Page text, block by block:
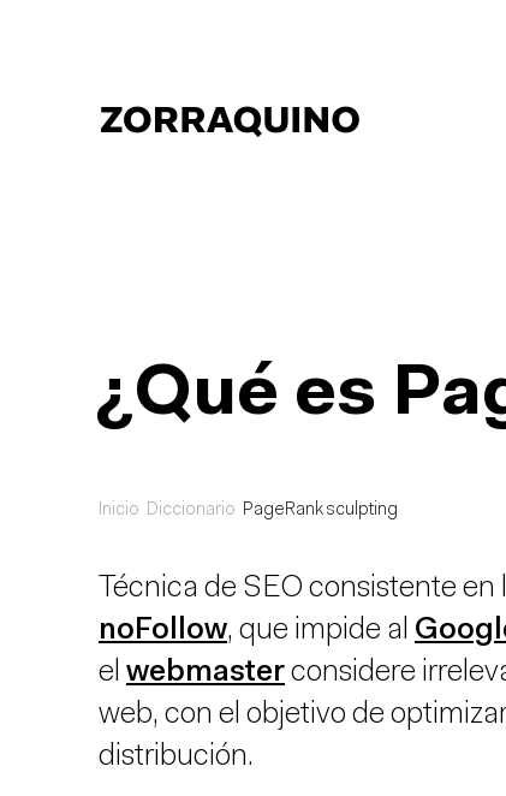
¿Qué es
Inicio Diccionario PageRank sculpting
Técnica de SEO consistente
noFollow, que impide al
el webmaster considere
web, con el objetivo de
distribución.